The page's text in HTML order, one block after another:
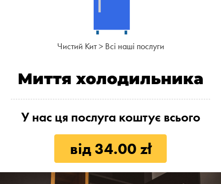
Чистий Кит > Всі наші послуги
Миття холодильника
У нас ця послуга коштує всього
від 34.00 zł